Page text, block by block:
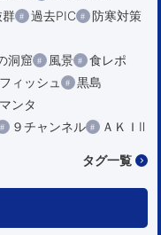
群 過去PIC
防寒対策
洞窟 風景
食レポ
ィッシュ
黒島
ンタ
９チャンネル ＡＫＩⅡ
タグ一覧